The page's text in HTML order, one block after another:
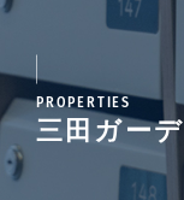
PROPERTIES
三田ガー